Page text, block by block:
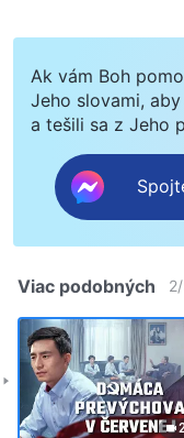
Ak vám Boh
Jeho slovami,
a tešili sa z Jeho
Viac podobných 2/